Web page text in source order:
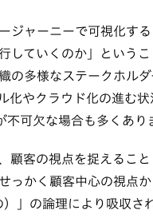
ジャーニーで可視化す
していくのか」という
の多様なステークホル
化やクラウド化の進む
可欠な場合も多くあり
顧客の視点を捉えるこ
っかく顧客中心の視点
」の論理により吸収さ